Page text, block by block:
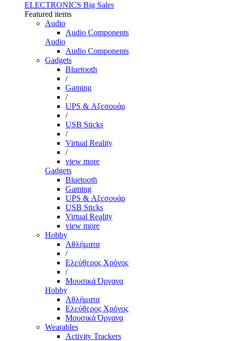
ELECTRONICS Big Sales
Featured items
Audio
Audio Components
Audio
Audio Components
Gadgets
Bluetooth
/
Gaming
/
UPS & Αξεσουάρ
/
USB Sticks
/
Virtual Reality
/
view more
Gadgets
Bluetooth
Gaming
UPS & Αξεσουάρ
USB Sticks
Virtual Reality
view more
Hobby
Αθλήματα
/
Ελεύθερος Χρόνος
/
Μουσικά Όργανα
Hobby
Αθλήματα
Ελεύθερος Χρόνος
Μουσικά Όργανα
Wearables
Activity Trackers